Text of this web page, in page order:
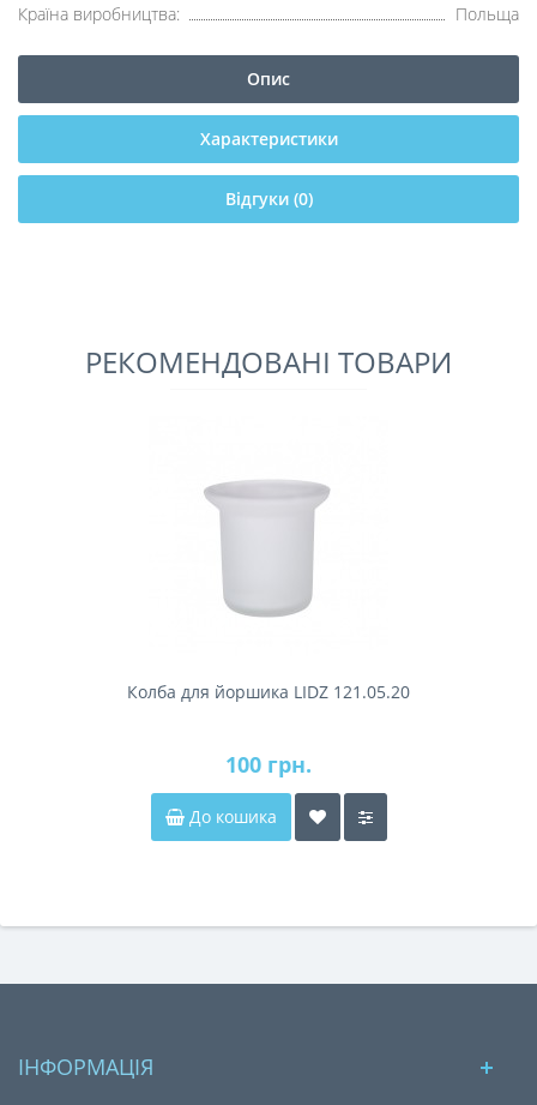
Країна виробництва: Польща
Опис
Характеристики
Відгуки (0)
РЕКОМЕНДОВАНІ ТОВАРИ
Колба для йоршика LIDZ 121.05.20
100 грн.
До кошика
ІНФОРМАЦІЯ